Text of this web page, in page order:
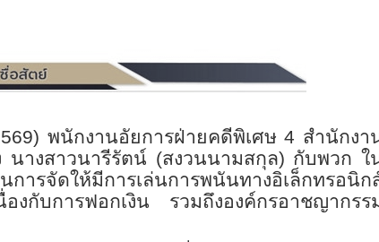
พนักงานอัยการฝ่ายคดีพิเศษ 4 สำนักงา
นางสาวนารีรัตน์ (สงวนนามสกุล) กับพวก ใ
รจัดให้มีการเล่นการพนันทางอิเล็กทรอนิก
งกับการฟอกเงิน รวมถึงองค์กรอาชญากรร